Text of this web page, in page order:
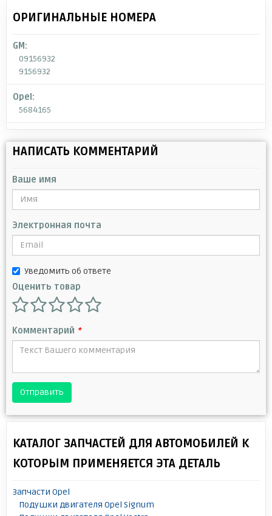
ОРИГИНАЛЬНЫЕ НОМЕРА
GM:
09156932
9156932
Opel:
5684165
НАПИСАТЬ КОММЕНТАРИЙ
Ваше имя
Электронная почта
Уведомить об ответе
Оценить товар
Комментарий *
Отправить
КАТАЛОГ ЗАПЧАСТЕЙ ДЛЯ АВТОМОБИЛЕЙ К
КОТОРЫМ ПРИМЕНЯЕТСЯ ЭТА ДЕТАЛЬ
Запчасти Opel
Подушки двигателя Opel Signum